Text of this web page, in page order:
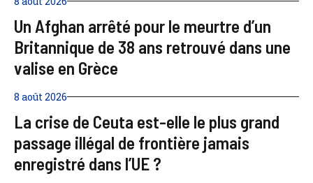
Un Afghan arrêté pour le meurtre d’un
Britannique de 38 ans retrouvé dans une
valise en Grèce
8 août 2026
La crise de Ceuta est-elle le plus grand
passage illégal de frontière jamais
enregistré dans l’UE ?